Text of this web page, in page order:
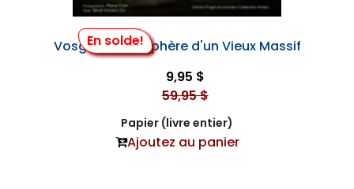
En solde!
Vosges, Atmosphère d'un Vieux Massif
9,95 $
59,95 $
Papier (livre entier)
Ajoutez au panier